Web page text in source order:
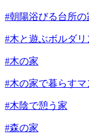
#朝陽浴びる台所の
#木と遊ぶボルダ
#木の家
#木の家で暮らす
#木陰で憩う家
#森の家